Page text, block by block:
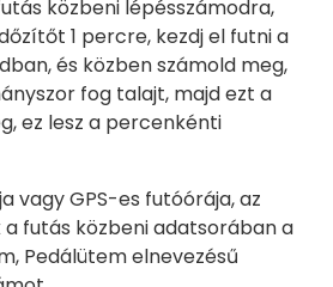
közbeni lépésszámodra,
1 percre, kezdj el futni a
és közben számold meg,
fog talajt, majd ezt a
ez lesz a percenkénti
vagy GPS-es futóórája, az
futás közbeni adatsorában a
Pedálütem elnevezésű